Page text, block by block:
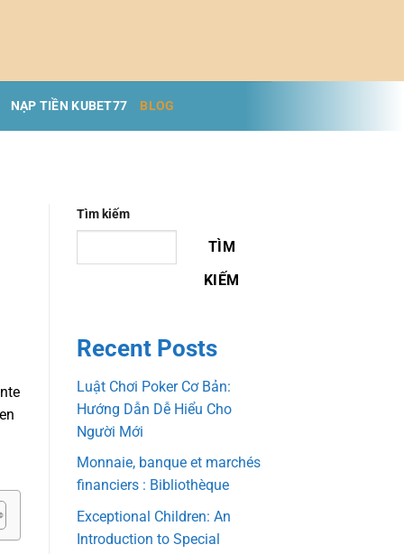
NẠP TIỀN KUBET77 BLOG
Tìm kiếm
TÌM
KIẾM
Recent Posts
Luật Chơi Poker Cơ Bản:
Hướng Dẫn Dễ Hiểu Cho
Người Mới
Monnaie, banque et marchés
financiers : Bibliothèque
Exceptional Children: An
Introduction to Special